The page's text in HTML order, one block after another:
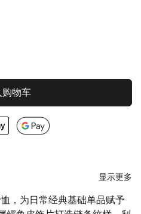
物车
显示更多
，为日常经典基础单品赋予